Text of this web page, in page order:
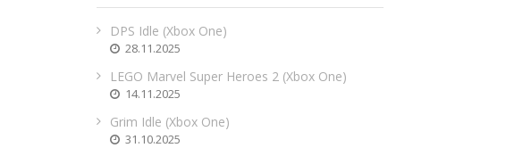
DPS Idle (Xbox One)
28.11.2025
LEGO Marvel Super Heroes 2 (Xbox One)
14.11.2025
Grim Idle (Xbox One)
31.10.2025